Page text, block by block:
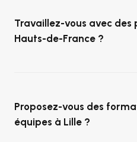
Travaillez-vous avec
Hauts-de-France ?
Proposez-vous des
équipes à Lille ?